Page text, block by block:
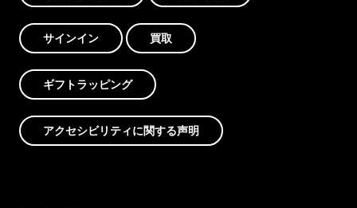
サインイン 買取
ギフトラッピング
アクセシビリティに関する声明